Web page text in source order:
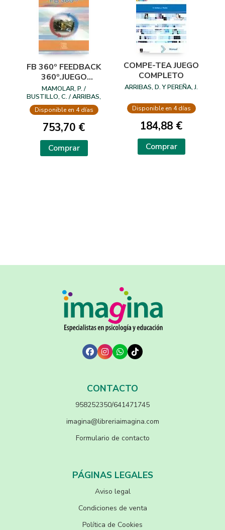
FB 360º FEEDBACK
360º.JUEGO
COMPLETO
(MANUAL CON 3
INFORMES)
MAMOLAR, P. /
BUSTILLO, C. / ARRIBAS,
D. / MINGUIJON, J.
Disponible en 4 días
753,70 €
Comprar
COMPE-TEA JUEGO
COMPLETO
ARRIBAS, D. Y PEREÑA, J.
Disponible en 4 días
184,88 €
Comprar
CONTACTO
958252350/641471745
imagina@libreriaimagina.com
Formulario de contacto
PÁGINAS LEGALES
Aviso legal
Condiciones de venta
Política de Cookies